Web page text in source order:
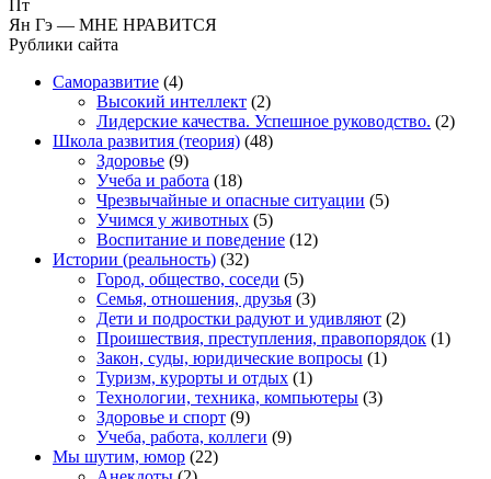
Пт
Ян Гэ — МНЕ НРАВИТСЯ
Рублики сайта
Саморазвитие (4)
Высокий интеллект (2)
Лидерские качества. Успешное руководство. (2)
Школа развития (теория) (48)
Здоровье (9)
Учеба и работа (18)
Чрезвычайные и опасные ситуации (5)
Учимся у животных (5)
Воспитание и поведение (12)
Истории (реальность) (32)
Город, общество, соседи (5)
Семья, отношения, друзья (3)
Дети и подростки радуют и удивляют (2)
Проишествия, преступления, правопорядок (1)
Закон, суды, юридические вопросы (1)
Туризм, курорты и отдых (1)
Технологии, техника, компьютеры (3)
Здоровье и спорт (9)
Учеба, работа, коллеги (9)
Мы шутим, юмор (22)